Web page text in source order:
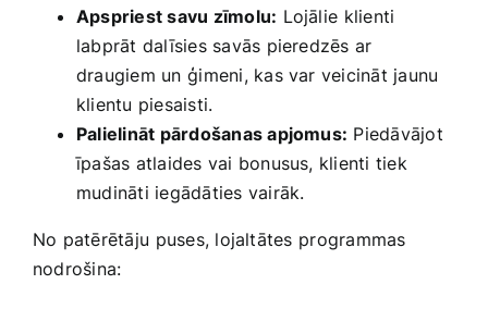
Apspriest savu zīmolu: Lojālie⁤ klienti
labprāt dalīsies savās pieredzēs ar ​
draugiem un ⁤ģimeni,‍ kas var veicināt jaunu
klientu piesaisti.
Palielināt pārdošanas apjomus: Piedāvājot
īpašas atlaides vai bonusus, klienti tiek
mudināti iegādāties vairāk.
No patērētāju⁣ puses,‍ lojaltātes⁤ programmas
nodrošina: